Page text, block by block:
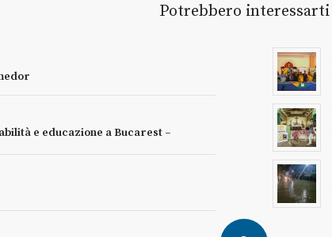
Potrebbero interessarti
e educazione a Bucarest –